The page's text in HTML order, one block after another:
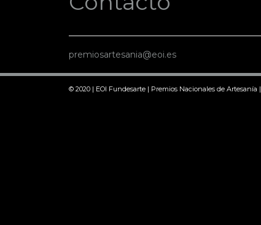
premiosartesania@eoi.es
© 2020 | EOI Fundesarte | Premios Nacionales de Artesanía |